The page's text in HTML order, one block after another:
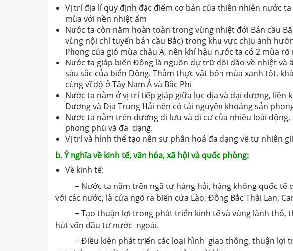
Vị trí địa lí quy định đặc điểm cơ bản của thiên nhiên nước
mùa với nền nhiệt ẩm
Nước ta còn nằm hoàn toàn trong vùng nhiệt đới Bán cầu
vùng nội chí tuyến bán cầu Bắc) trong khu vực chịu ảnh
Phong của gió mùa châu Á, nên khí hậu nước ta có 2 mùa rõ
Nước ta giáp biển Đông là nguồn dự trữ dồi dào về nhiệt và
sâu sắc của biển Đông. Thảm thực vật bốn mùa xanh tốt,
cùng vĩ độ ở Tây Nam Á và Bắc Phi
Nước ta nằm ở vị trí tiếp giáp giữa lục địa và đại dương, liền
Dương và Địa Trung Hải nên có tái nguyên khoáng sản
Nước ta nằm trên đường di lưu và di cư của nhiều loài
phong phú và đa dạng.
Vị trí và hình thể tạo nên sự phân hoá đa dạng về tự nhiên
b. Ý nghĩa về kinh tế, văn hóa, xã hội và quốc phòng:
Về kinh tế:
+ Nước ta nằm trên ngã tư hàng hải, hàng không quốc tế
với các nước, là cửa ngõ ra biển cửa Lào, Đông Bắc Thái Lan,
+ Tạo thuận lợi trong phát triển kinh tế và vùng lãnh thổ,
hút vốn đầu tư nước ngoài.
+ Điều kiện phát triển các loại hình giao thông, thuận lợi